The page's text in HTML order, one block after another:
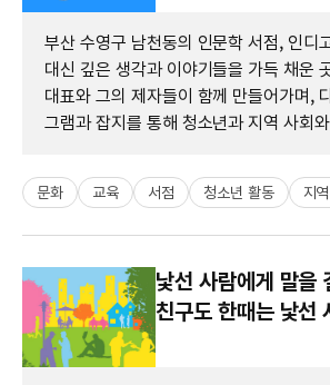
부산 수영구 남천동의 인문학 서점, 인디
대신 깊은 생각과 이야기들을 가득 채운
대표와 그의 제자들이 함께 만들어가며,
그램과 잡지를 통해 청소년과 지역 사회
문화 교육 서점 청소년 활동 지
낯선 사람에게 말을
친구도 한때는 낯선